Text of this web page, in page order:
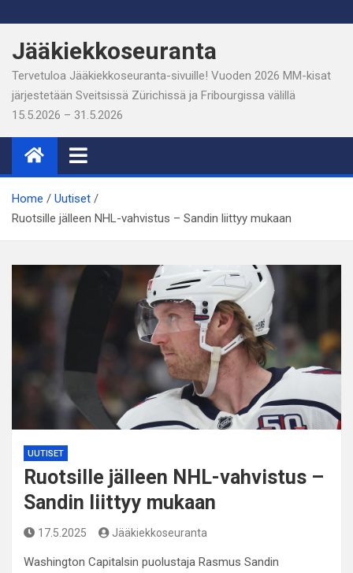
to
content
Jääkiekkoseuranta
Tervetuloa Jääkiekkoseuranta-sivuille! Vuoden 2026 MM-kisat
järjestetään Sveitsissä Zürichissä ja Fribourgissa välillä
15.5.2026 – 31.5.2026
Home
Uutiset
Ruotsille jälleen NHL-vahvistus – Sandin liittyy mukaan
UUTISET
Ruotsille jälleen NHL-vahvistus –
Sandin liittyy mukaan
17.5.2025 Jääkiekkoseuranta
Washington Capitalsin puolustaja Rasmus Sandin